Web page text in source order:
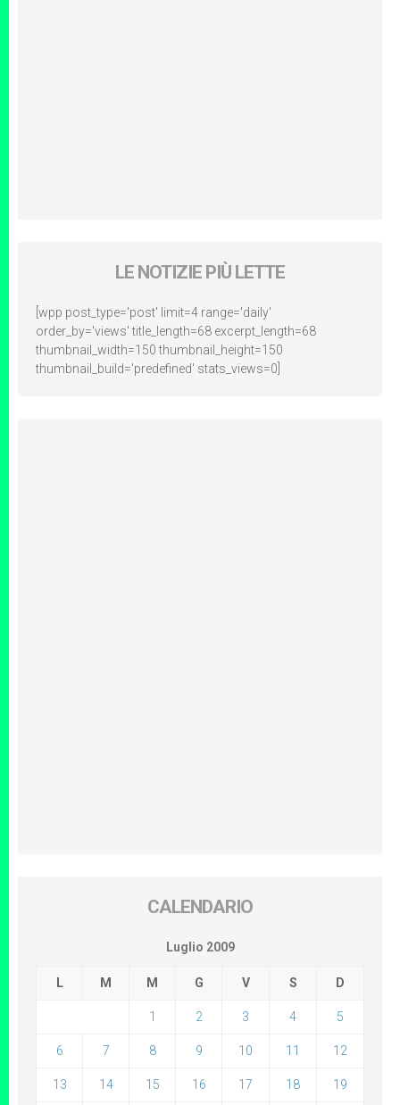
LE NOTIZIE PIÙ LETTE
[wpp post_type='post' limit=4 range='daily'
order_by='views' title_length=68 excerpt_length=68
thumbnail_width=150 thumbnail_height=150
thumbnail_build='predefined' stats_views=0]
CALENDARIO
Luglio 2009
L M M G V S D
1 2 3 4 5
6 7 8 9 10 11 12
13 14 15 16 17 18 19